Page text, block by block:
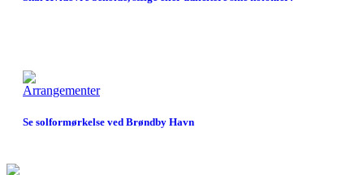
Arrangementer
Se solformørkelse ved Brøndby Havn